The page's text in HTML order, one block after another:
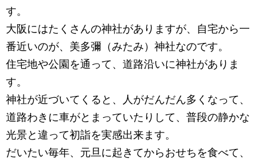
す。
大阪にはたくさんの神社がありますが、自宅から一
番近いのが、美多彌（みたみ）神社なのです。
住宅地や公園を通って、道路沿いに神社がありま
す。
神社が近づいてくると、人がだんだん多くなって、
道路わきに車がとまっていたりして、普段の静かな
光景と違って初詣を実感出来ます。
だいたい毎年、元旦に起きてからおせちを食べて、